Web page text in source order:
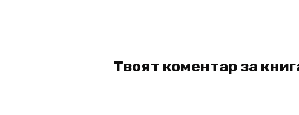
Твоят коментар за